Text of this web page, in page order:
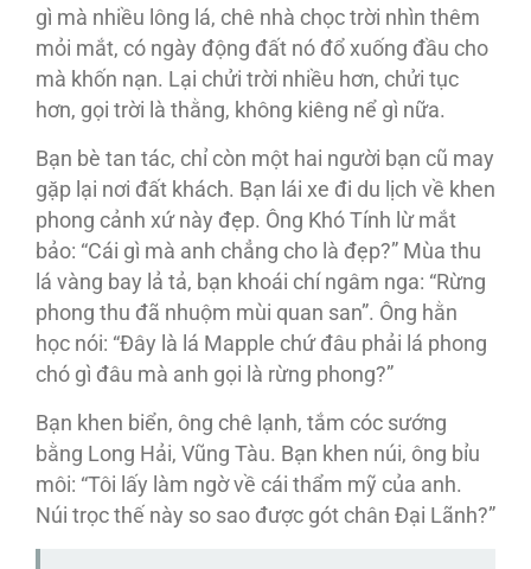
gì mà nhiều lông lá, chê nhà chọc trời nhìn thêm
mỏi mắt, có ngày động đất nó đổ xuống đầu cho
mà khốn nạn. Lại chửi trời nhiều hơn, chửi tục
hơn, gọi trời là thằng, không kiêng nể gì nữa.
Bạn bè tan tác, chỉ còn một hai người bạn cũ may
gặp lại nơi đất khách. Bạn lái xe đi du lịch về khen
phong cảnh xứ này đẹp. Ông Khó Tính lừ mắt
bảo: “Cái gì mà anh chẳng cho là đẹp?” Mùa thu
lá vàng bay lả tả, bạn khoái chí ngâm nga: “Rừng
phong thu đã nhuộm mùi quan san”. Ông hằn
học nói: “Đây là lá Mapple chứ đâu phải lá phong
chó gì đâu mà anh gọi là rừng phong?”
Bạn khen biển, ông chê lạnh, tắm cóc sướng
bằng Long Hải, Vũng Tàu. Bạn khen núi, ông bỉu
môi: “Tôi lấy làm ngờ về cái thẩm mỹ của anh.
Núi trọc thế này so sao được gót chân Đại Lãnh?”